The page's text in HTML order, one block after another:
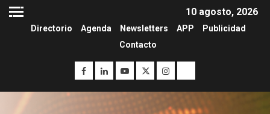
10 agosto, 2026
Directorio Agenda Newsletters APP
Publicidad
Contacto